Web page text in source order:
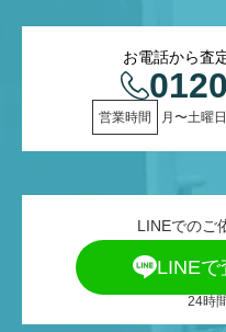
お電話から査
営業時間 月〜土曜
LINEでのご
LINEで
24時